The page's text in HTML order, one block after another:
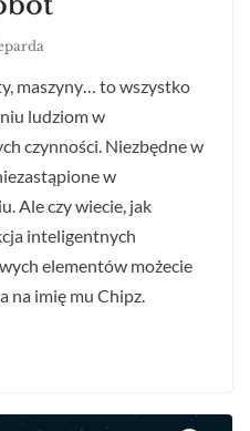
maszyny… to wszystko
ludziom w
czynności. Niezbędne w
w
Ale czy wiecie, jak
inteligentnych
elementów możecie
na imię mu Chipz.